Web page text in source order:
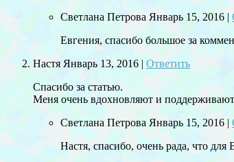
Светлана Петрова Январь 15, 2016 |
Евгения, спасибо большое за
Настя Январь 13, 2016 | Ответить
Спасибо за статью.
Меня очень вдохновляют и
Светлана Петрова Январь 15, 2016 |
Настя, спасибо, очень рада, что для